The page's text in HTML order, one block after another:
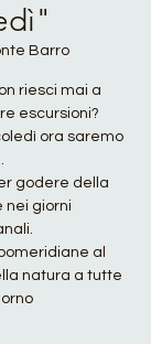
Barro
riesci mai a
escursioni?
ora saremo
godere della
nei giorni
al
natura a tutte